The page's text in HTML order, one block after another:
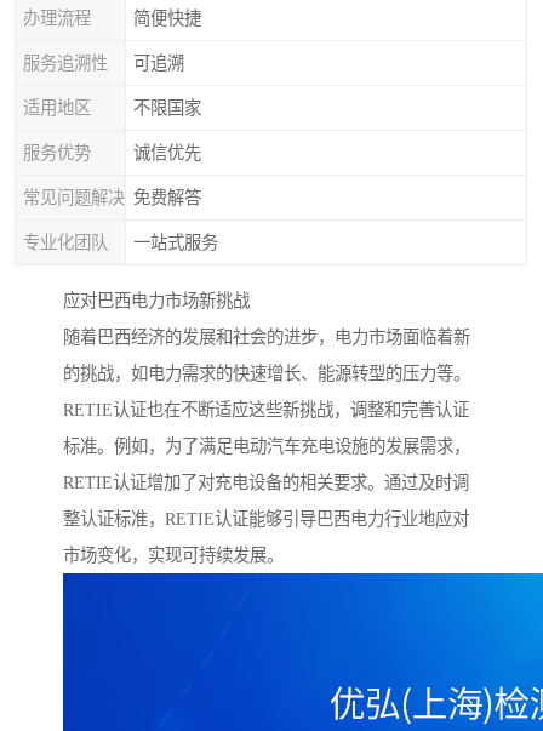
办理流程 简便快捷
服务追溯性 可追溯
适用地区 不限国家
服务优势 诚信优先
常见问题解决 免费解答
专业化团队 一站式服务
应对巴西电力市场新挑战
随着巴西经济的发展和社会的进步，电力市场面临着新
的挑战，如电力需求的快速增长、能源转型的压力等。
RETIE认证也在不断适应这些新挑战，调整和完善认证
标准。例如，为了满足电动汽车充电设施的发展需求，
RETIE认证增加了对充电设备的相关要求。通过及时调
整认证标准，RETIE认证能够引导巴西电力行业地应对
市场变化，实现可持续发展。